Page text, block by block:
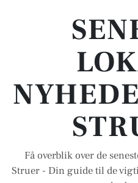
Få overblik over de
Struer - Din guide til de